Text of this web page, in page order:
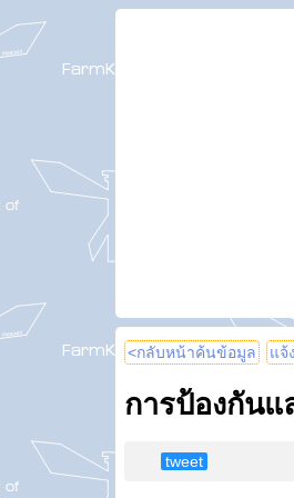
<กลับหน้าค้นข้อมูล แจ้
การป้องกันแ
tweet